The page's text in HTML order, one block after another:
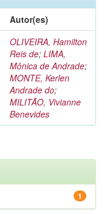
Autor(es)
OLIVEIRA, Hamilton
Reis de; LIMA,
Mônica de Andrade;
MONTE, Kerlen
Andrade do;
MILITÃO, Vivianne
Benevides
1